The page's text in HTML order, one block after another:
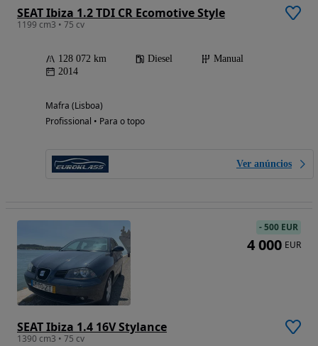
SEAT Ibiza 1.2 TDI CR Ecomotive Style
1199 cm3 • 75 cv
128 072 km Diesel
Manual
2014
Mafra (Lisboa)
Profissional • Para o topo
Ver anúncios
SEAT Ibiza 1.4 16V Stylance
1390 cm3 • 75 cv
-500 EUR
4 000 EUR